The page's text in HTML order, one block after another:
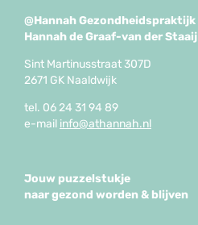
@Hannah Gezondheidspraktijk
Hannah de Graaf-van der Staaij
Sint Martinusstraat 307D
2671 GK Naaldwijk
tel. 06 24 31 94 89
e-mail info@athannah.nl
Jouw puzzelstukje
naar gezond worden & blijven